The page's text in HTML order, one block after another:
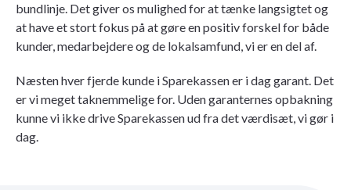
bundlinje. Det giver os mulighed for at tænke langsigtet og
at have et stort fokus på at gøre en positiv forskel for både
kunder, medarbejdere og de lokalsamfund, vi er en del af.
Næsten hver fjerde kunde i Sparekassen er i dag garant. Det
er vi meget taknemmelige for. Uden garanternes opbakning
kunne vi ikke drive Sparekassen ud fra det værdisæt, vi gør i
dag.